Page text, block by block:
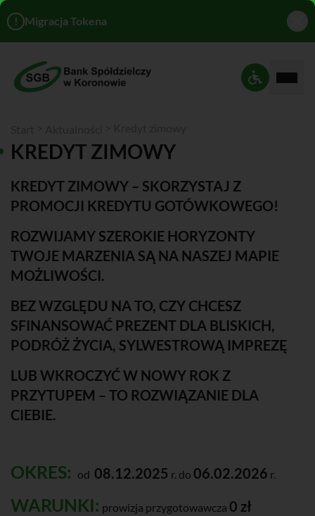
! Migracja Tokena
Ustawienia
KREDYT ZIMOWY
KREDYT ZIMOWY – SKORZYSTAJ Z
PROMOCJI KREDYTU GOTÓWKOWEGO!
ROZWIJAMY SZEROKIE HORYZONTY
TWOJE MARZENIA SĄ NA NASZEJ MAPIE
MOŻLIWOŚCI.
BEZ WZGLĘDU NA TO, CZY CHCESZ
SFINANSOWAĆ PREZENT DLA BLISKICH,
PODRÓŻ ŻYCIA, SYLWESTROWĄ IMPREZĘ
LUB WKROCZYĆ W NOWY ROK Z
PRZYTUPEM – TO ROZWIĄZANIE DLA
CIEBIE.
OKRES: od 08.12.2025 r. do 06.02.2026 r.
WARUNKI: prowizja przygotowawcza 0 zł